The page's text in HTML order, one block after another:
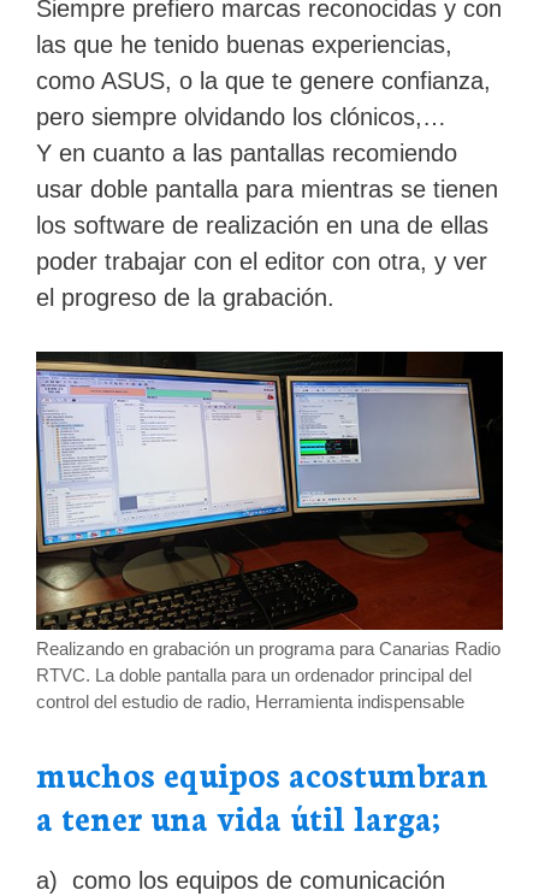
Siempre prefiero marcas reconocidas y con
las que he tenido buenas experiencias,
como ASUS, o la que te genere confianza,
pero siempre olvidando los clónicos,…
Y en cuanto a las pantallas recomiendo
usar doble pantalla para mientras se tienen
los software de realización en una de ellas
poder trabajar con el editor con otra, y ver
el progreso de la grabación.
Realizando en grabación un programa para Canarias Radio
RTVC. La doble pantalla para un ordenador principal del
control del estudio de radio, Herramienta indispensable
muchos equipos acostumbran
a tener una vida útil larga;
a) como los equipos de comunicación